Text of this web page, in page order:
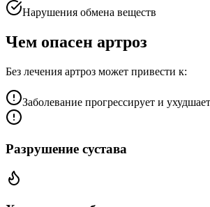
Нарушения обмена веществ
Чем опасен артроз
Без лечения артроз может привести к:
Заболевание прогрессирует и
Разрушение сустава